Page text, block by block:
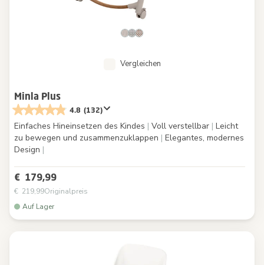
Vergleichen
Minla Plus
4.8 (132)
Einfaches Hineinsetzen des Kindes | Voll verstellbar | Leicht
zu bewegen und zusammenzuklappen | Elegantes, modernes
Design |
€ 179,99
€ 219,99Originalpreis
Auf Lager